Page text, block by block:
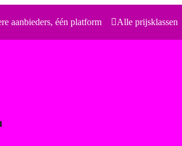
aanbieders, één platform Alle prijsklassen